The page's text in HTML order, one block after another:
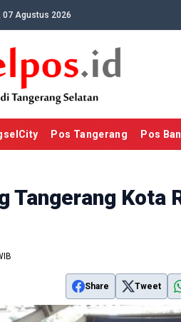
07 Agustus 2026
Pos Tangerang Pos
Tangerang Kota
Share Tweet